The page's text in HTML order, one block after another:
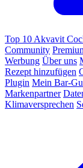
Top 10 Akvavit
Community
Werbung Über uns
Rezept hinzufügen
Plugin Mein Bar-
Markenpartner
Klimaversprechen